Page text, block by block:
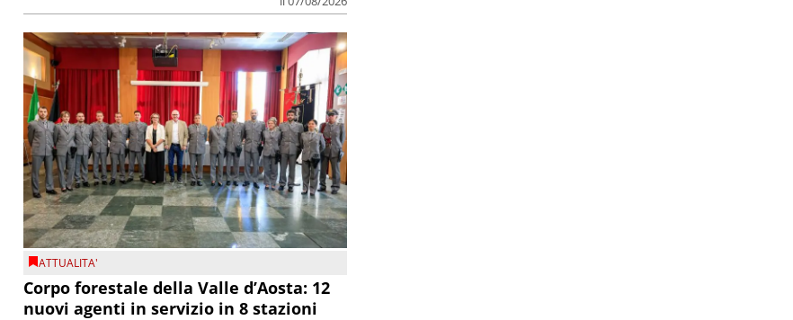
ATTUALITA'
Corpo forestale della Valle d’Aosta: 12
nuovi agenti in servizio in 8 stazioni